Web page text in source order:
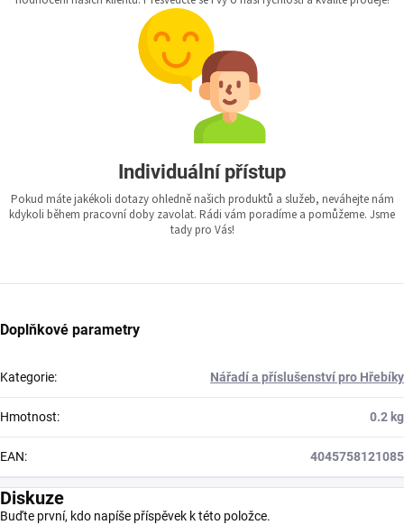
Individuální přístup
Pokud máte jakékoli dotazy ohledně našich produktů a služeb, neváhejte nám
kdykoli během pracovní doby zavolat. Rádi vám poradíme a pomůžeme. Jsme
tady pro Vás!
Doplňkové parametry
Kategorie: Nářadí a příslušenství pro Hřebíky
Hmotnost: 0.2 kg
EAN: 4045758121085
Diskuze
Buďte první, kdo napíše příspěvek k této položce.